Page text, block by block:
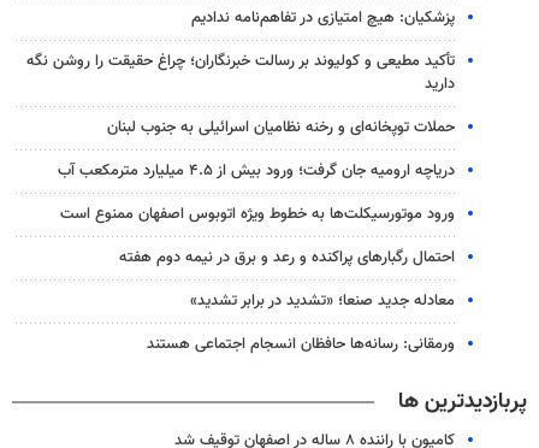
پزشکیان: هیچ امتیازی در تفاهم‌نامه ندادیم
تأکید مطیعی و کولیوند بر رسالت خبرنگاران؛ چراغ حقیقت را روشن نگه
دارید
حملات توپخانه‌ای و رخنه نظامیان اسرائیلی به جنوب لبنان
دریاچه ارومیه جان گرفت؛ ورود بیش از ۴.۵ میلیارد مترمکعب آب
ورود موتورسیکلت‌ها به خطوط ویژه اتوبوس اصفهان ممنوع است
احتمال رگبارهای پراکنده و رعد و برق در نیمه دوم هفته
معادله جدید صنعا؛ «تشدید در برابر تشدید»
ورمقانی: رسانه‌ها حافظان انسجام اجتماعی هستند
پربازدیدترین ها
کامیون با راننده ۸ ساله در اصفهان توقیف شد